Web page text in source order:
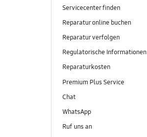
Servicecenter finden
Reparatur online buchen
Reparatur verfolgen
Regulatorische Informationen
Reparaturkosten
Premium Plus Service
Chat
WhatsApp
Ruf uns an